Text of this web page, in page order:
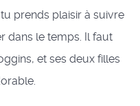
prends plaisir à suivre
dans le temps. Il faut
et ses deux filles